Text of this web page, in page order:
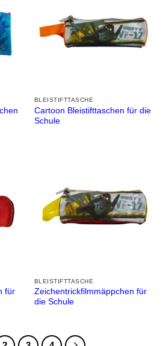
BLEISTIFTTASCHE
Cartoon Bleistifttaschen für die
Schule
für
BLEISTIFTTASCHE
Zeichentrickfilmmäppchen für
die Schule